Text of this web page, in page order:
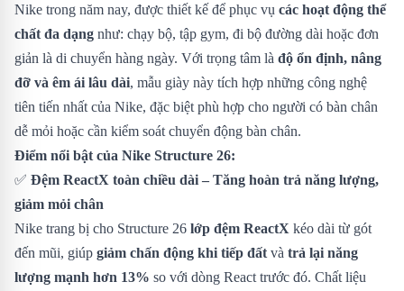
Nike trong năm nay, được thiết kế để phục vụ các hoạt động thể
chất đa dạng như: chạy bộ, tập gym, đi bộ đường dài hoặc đơn
giản là di chuyển hàng ngày. Với trọng tâm là độ ổn định, nâng
đỡ và êm ái lâu dài, mẫu giày này tích hợp những công nghệ
tiên tiến nhất của Nike, đặc biệt phù hợp cho người có bàn chân
dễ mỏi hoặc cần kiểm soát chuyển động bàn chân.
Điểm nổi bật của Nike Structure 26:
✅ Đệm ReactX toàn chiều dài – Tăng hoàn trả năng lượng,
giảm mỏi chân
Nike trang bị cho Structure 26 lớp đệm ReactX kéo dài từ gót
đến mũi, giúp giảm chấn động khi tiếp đất và trả lại năng
lượng mạnh hơn 13% so với dòng React trước đó. Chất liệu